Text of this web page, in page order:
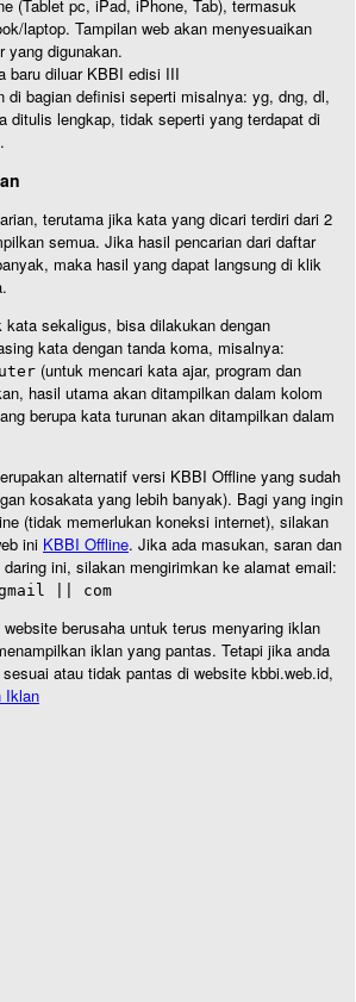
(Tablet pc, iPad, iPhone, Tab), termasuk
laptop. Tampilan web akan menyesuaikan
yang digunakan.
baru diluar KBBI edisi III
di bagian definisi seperti misalnya: yg, dng, dl,
ditulis lengkap, tidak seperti yang terdapat di
terutama jika kata yang dicari terdiri dari 2
semua. Jika hasil pencarian dari daftar
maka hasil yang dapat langsung di klik
kata sekaligus, bisa dilakukan dengan
kata dengan tanda koma, misalnya:
(untuk mencari kata ajar, program dan
hasil utama akan ditampilkan dalam kolom
berupa kata turunan akan ditampilkan dalam
alternatif versi KBBI Offline yang sudah
kosakata yang lebih banyak). Bagi yang ingin
(tidak memerlukan koneksi internet), silakan
ini KBBI Offline. Jika ada masukan, saran dan
ini, silakan mengirimkan ke alamat email:
|| com
berusaha untuk terus menyaring iklan
iklan yang pantas. Tetapi jika anda
atau tidak pantas di website kbbi.web.id,
Iklan